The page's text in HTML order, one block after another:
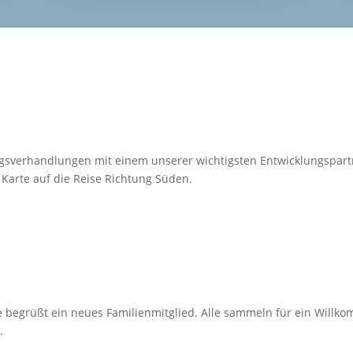
mit einem unserer wichtigsten
auf die Reise Richtung Süden.
ein neues Familienmitglied. Alle sammeln für ein